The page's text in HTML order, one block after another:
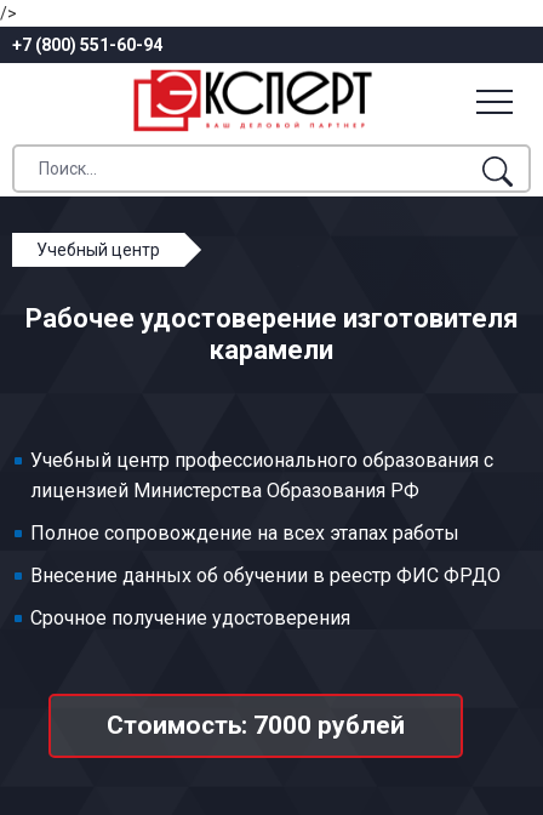
/>
+7 (800) 551-60-94
Учебный центр
Кондитерское производство
Изготовитель карамели
Рабочее удостоверение изготовителя
карамели
Учебный центр профессионального образования с
лицензией Министерства Образования РФ
Полное сопровождение на всех этапах работы
Внесение данных об обучении в реестр ФИС ФРДО
Срочное получение удостоверения
Стоимость: 7000 рублей